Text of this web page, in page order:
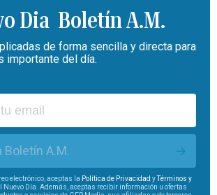
Boletín A.M.
de forma sencilla y directa para
importante del día.
Boletín A.M.
electrónico, aceptas la Política de Privacidad yTérminos y
Nuevo Día. Además, aceptas recibir información u ofertas